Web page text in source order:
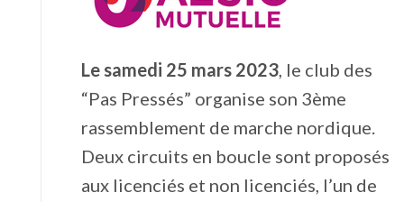
Le samedi 25 mars 2023, le club des
“Pas Pressés” organise son 3ème
rassemblement de marche nordique.
Deux circuits en boucle sont proposés
aux licenciés et non licenciés, l’un de